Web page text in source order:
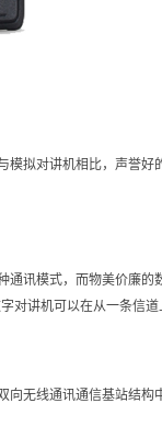
拟对讲机相比，声誉
讯模式，而物美价廉
讲机可以在从一条信道
无线通讯通信基站结